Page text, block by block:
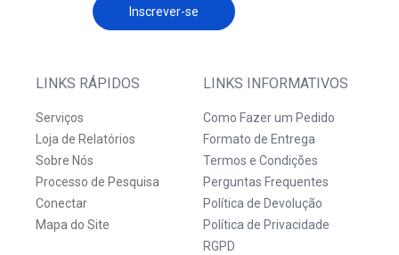
LINKS RÁPIDOS
Serviços
Loja de Relatórios
Sobre Nós
Processo de Pesquisa
Conectar
Mapa do Site
LINKS INFORMATIVOS
Como Fazer um Pedido
Formato de Entrega
Termos e Condições
Perguntas Frequentes
Política de Devolução
Política de Privacidade
RGPD
Inscrever-se